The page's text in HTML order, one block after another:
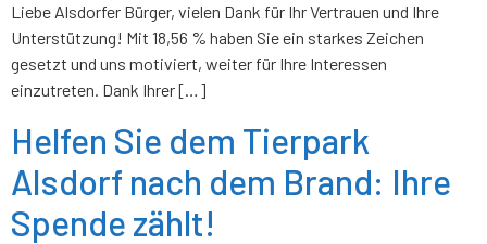
Liebe Alsdorfer Bürger, vielen Dank für Ihr Vertrauen und Ihre
Unterstützung! Mit 18,56 % haben Sie ein starkes Zeichen
gesetzt und uns motiviert, weiter für Ihre Interessen
einzutreten. Dank Ihrer […]
Helfen Sie dem Tierpark
Alsdorf nach dem Brand: Ihre
Spende zählt!